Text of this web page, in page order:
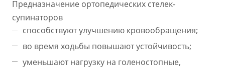
Предназначение ортопедических стелек-
супинаторов
способствуют улучшению кровообращения;
во время ходьбы повышают устойчивость;
уменьшают нагрузку на голеностопные,